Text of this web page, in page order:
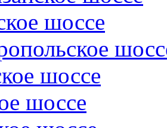
шоссе
шоссе
шоссе